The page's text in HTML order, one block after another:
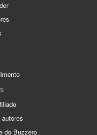
do Buzzero